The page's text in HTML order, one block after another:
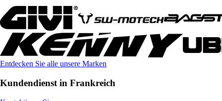
Entdecken Sie alle unsere Marken
Kundendienst in Frankreich